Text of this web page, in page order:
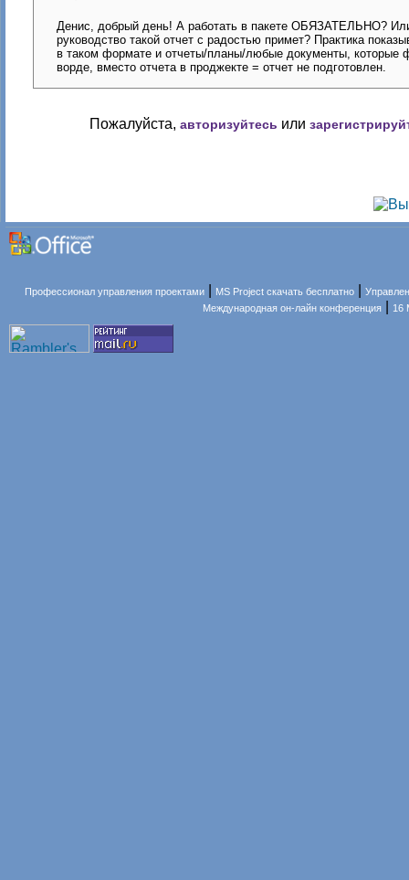
Денис, добрый день! А работать в пакете ОБЯЗАТЕЛЬНО?
руководство такой отчет с радостью примет? Практика
в таком формате и отчеты/планы/любые документы, которые
ворде, вместо отчета в проджекте = отчет не подготовлен.
Пожалуйста, авторизуйтесь или
Профессионал управления проектами MS Project скачать бесплатно |
Международная он-лайн конференция
16